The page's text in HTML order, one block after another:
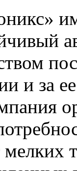
и за
мелких